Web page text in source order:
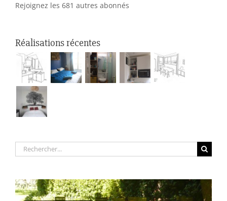
Rejoignez les 681 autres abonnés
Réalisations récentes
Rechercher: